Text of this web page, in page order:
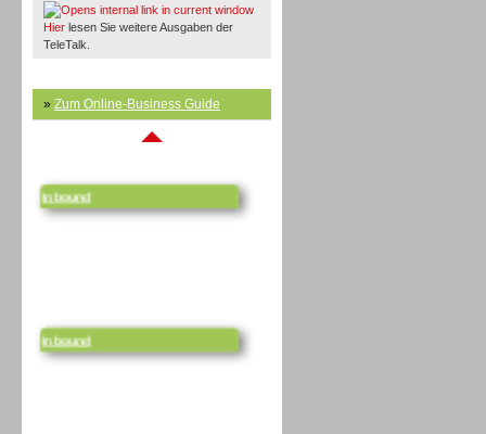
Hier lesen Sie weitere Ausgaben der
TeleTalk.
» Zum Online-Business Guide